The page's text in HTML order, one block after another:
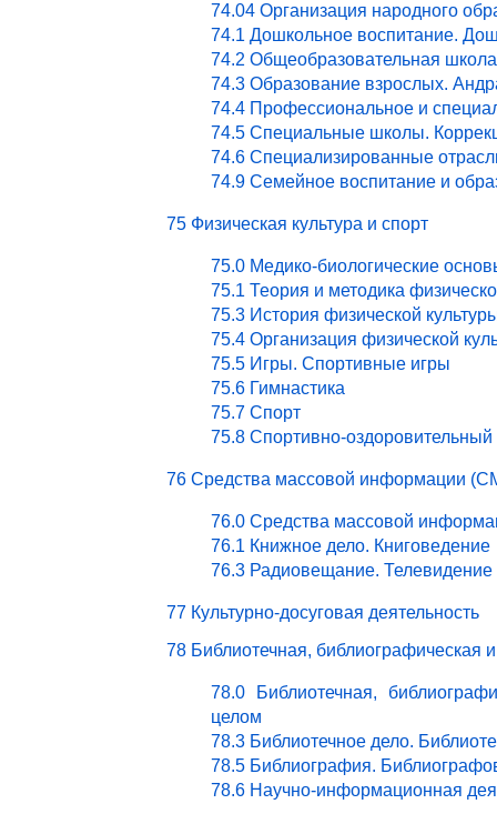
74.04 Организация народного
74.1 Дошкольное воспитание.
74.2 Общеобразовательная
74.3 Образование взрослых.
74.4 Профессиональное и
74.5 Специальные школы.
74.6 Специализированные
74.9 Семейное воспитание и
75 Физическая культура и спорт
75.0 Медико-биологические
75.1 Теория и методика
75.3 История физической
75.4 Организация физической
75.5 Игры. Спортивные игры
75.6 Гимнастика
75.7 Спорт
75.8 Спортивно-
76 Средства массовой информации
76.0 Средства массовой
76.1 Книжное дело. Книговедение
76.3 Радиовещание. Телевидение
77 Культурно-досуговая деятельность
78 Библиотечная, библиографическая
78.0 Библиотечная,
целом
78.3 Библиотечное дело.
78.5 Библиография.
78.6 Научно-информационная